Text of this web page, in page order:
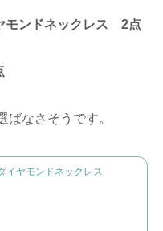
モンドネックレス 2点
ばなさそうです。
イヤモンドネックレス